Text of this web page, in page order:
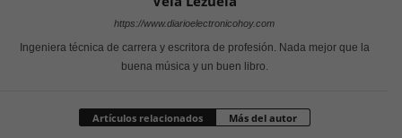
https://www.diarioelectronicohoy.com
Ingeniera técnica de carrera y escritora de profesión. Nada mejor que la
buena música y un buen libro.
Artículos relacionados Más del autor